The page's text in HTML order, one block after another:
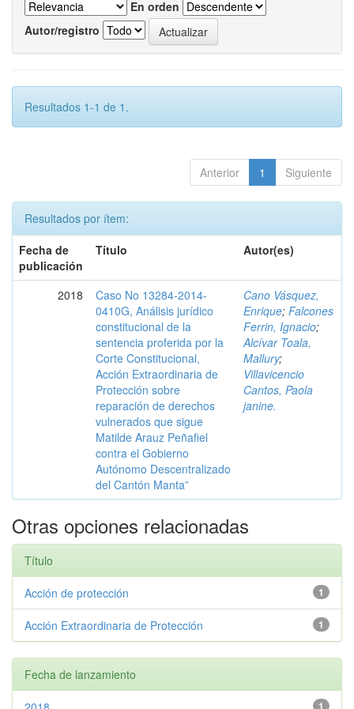
En orden
Autor/registro
Resultados 1-1 de 1.
Anterior 1 Siguiente
Resultados por ítem:
Fecha de
publicación
Título Autor(es)
2018
Caso No 13284-2014-
0410G, Análisis jurídico
constitucional de la
sentencia proferida por la
Corte Constitucional,
Acción Extraordinaria de
Protección sobre
reparación de derechos
vulnerados que sigue
Matilde Arauz Peñafiel
contra el Gobierno
Autónomo Descentralizado
del Cantón Manta”
Cano Vásquez,
Enrique; Falcones
Ferrin, Ignacio;
Alcívar Toala,
Mallury;
Villavicencio
Cantos, Paola
janine.
Otras opciones relacionadas
Título
1
Acción de protección
1
Acción Extraordinaria de Protección
Fecha de lanzamiento
1